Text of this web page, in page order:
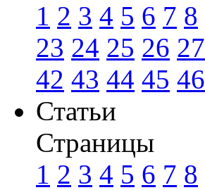
1 2 3 4 5 6 7 8
23 24 25 26 27
42 43 44 45 46
Статьи
Страницы
1 2 3 4 5 6 7 8